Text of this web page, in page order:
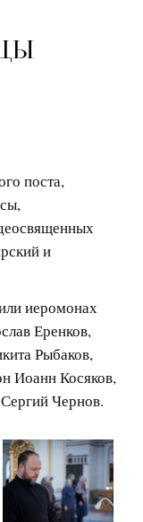
поста,
и
иеромонах
Еренков,
Рыбаков,
Иоанн Косяков,
Чернов.